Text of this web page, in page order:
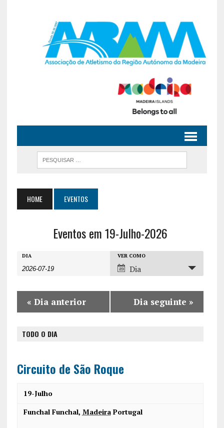
HOME EVENTOS
Eventos em 19-Julho-2026
E
e
n
s
e
P
DIA
v
e
i
s
VER COMO
Dia
« Dia anterior Dia seguinte »
TODO O DIA
Circuito de São Roque
19-Julho
Funchal Funchal, Madeira Portugal